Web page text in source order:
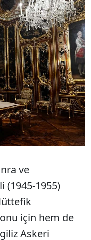
ve
(1945-1955)
için hem de
Askeri